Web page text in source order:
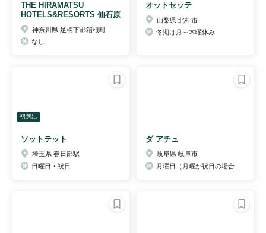
THE HIRAMATSU
HOTELS&RESORTS 仙石原
神奈川県 足柄下郡箱根町
なし
オットセッテ
山梨県 北杜市
冬期は月～木曜休み
初選出
ソットテット
埼玉県 春日部駅
日曜日・祝日
ダ アチュ
岐阜県 岐阜市